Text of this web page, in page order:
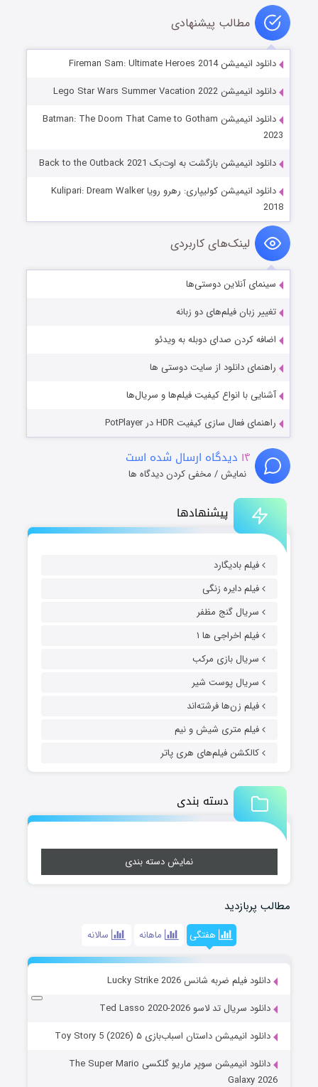
پیشنهادها
فیلم بادیگارد
فیلم دایره زنگی
سریال گنج مظفر
فیلم اخراجی ها ۱
سریال بازی مرکب
سریال پوست شیر
فیلم زن‌ها فرشته‌اند
فیلم متری شیش و نیم
کالکشن فیلم‌های هری پاتر
دسته بندی
نمایش دسته بندی
مطالب پربازدید
هفتگی ماهانه سالانه
دانلود فیلم ضربه شانس Lucky Strike 2026
دانلود سریال تد لاسو Ted Lasso 2020-2026
دانلود انیمیشن داستان اسباب‌بازی ۵ Toy Story 5 (2026)
دانلود انیمیشن سوپر ماریو گلکسی The Super Mario
Galaxy 2026
مطالب پیشنهادی
دانلود انیمیشن Fireman Sam: Ultimate Heroes 2014
دانلود انیمیشن Lego Star Wars Summer Vacation 2022
دانلود انیمیشن Batman: The Doom That Came to Gotham
2023
دانلود انیمیشن بازگشت به اوت‌بک Back to the Outback 2021
دانلود انیمیشن کولیپاری: رهرو رویا Kulipari: Dream Walker
2018
لینک‌های کاربردی
سینمای آنلاین دوستی‌ها
تغییر زبان فیلم‌های دو زبانه
اضافه کردن صدای دوبله به ویدئو
راهنمای دانلود از سایت دوستی ها
آشنایی با انواع کیفیت فیلم‌ها و سریال‌ها
راهنمای فعال سازی کیفیت HDR در PotPlayer
۱۴ دیدگاه ارسال شده است
نمایش / مخفی کردن دیدگاه ها